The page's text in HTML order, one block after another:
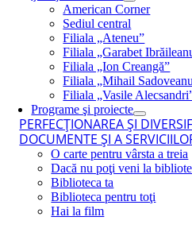
American Corner
Sediul central
Filiala „Ateneu”
Filiala „Garabet
Filiala „Ion Creangă”
Filiala „Mihail
Filiala „Vasile
Programe şi proiecte
PERFECŢIONAREA ŞI
DOCUMENTE ŞI A
O carte pentru vârsta a treia
Dacă nu poţi veni la
Biblioteca ta
Biblioteca pentru toţi
Hai la film